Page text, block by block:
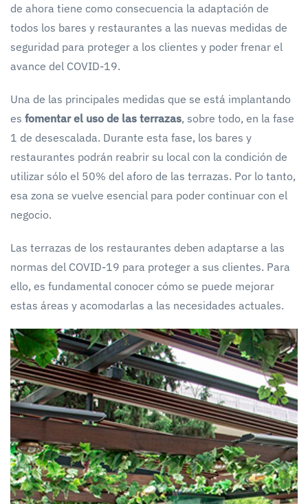
de ahora tiene como consecuencia la adaptación de
todos los bares y restaurantes a las nuevas medidas de
seguridad para proteger a los clientes y poder frenar el
avance del COVID-19.
Una de las principales medidas que se está implantando
es fomentar el uso de las terrazas, sobre todo, en la fase
1 de desescalada. Durante esta fase, los bares y
restaurantes podrán reabrir su local con la condición de
utilizar sólo el 50% del aforo de las terrazas. Por lo tanto,
esa zona se vuelve esencial para poder continuar con el
negocio.
Las terrazas de los restaurantes deben adaptarse a las
normas del COVID-19 para proteger a sus clientes. Para
ello, es fundamental conocer cómo se puede mejorar
estas áreas y acomodarlas a las necesidades actuales.